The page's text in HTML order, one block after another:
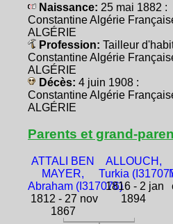
Naissance: 25 mai 1882 :
Constantine Algérie
ALGÉRIE
Profession: Tailleur
Constantine Algérie
ALGÉRIE
Décès: 4 juin 1908 :
Constantine Algérie
ALGÉRIE
Parents et grand-
ATTALI BEN
MAYER,
Abraham (I317076)
1812 - 27 nov
1867
ALLOUCH,
Turkia
1816 - 2 jan
1894